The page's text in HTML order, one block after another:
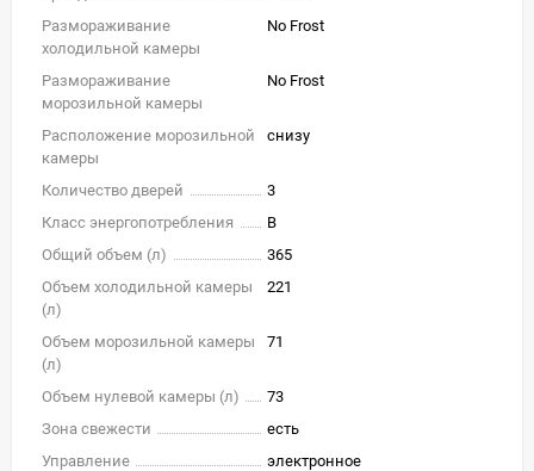
Размораживание
холодильной камеры
No Frost
Размораживание
морозильной камеры
No Frost
Расположение морозильной
камеры
снизу
Количество дверей
3
Класс энергопотребления
B
Общий объем (л)
365
Объем холодильной камеры
(л)
221
Объем морозильной камеры
(л)
71
Объем нулевой камеры (л)
73
Зона свежести
есть
Управление
электронное